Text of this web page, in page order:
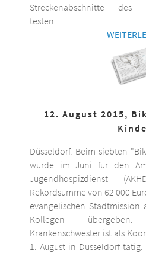
Streckenabschnitte des
testen.
12. August 2015,
Düsseldorf. Beim siebten
wurde im Juni für den
Jugendhospizdienst
Rekordsumme von 62 000
evangelischen
Kollegen
Krankenschwester ist als
1. August in Düsseldorf